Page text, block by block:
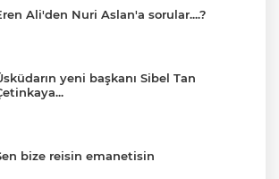
Ali'den Nuri Aslan'a sorular....?
yeni başkanı Sibel Tan
bize reisin emanetisin